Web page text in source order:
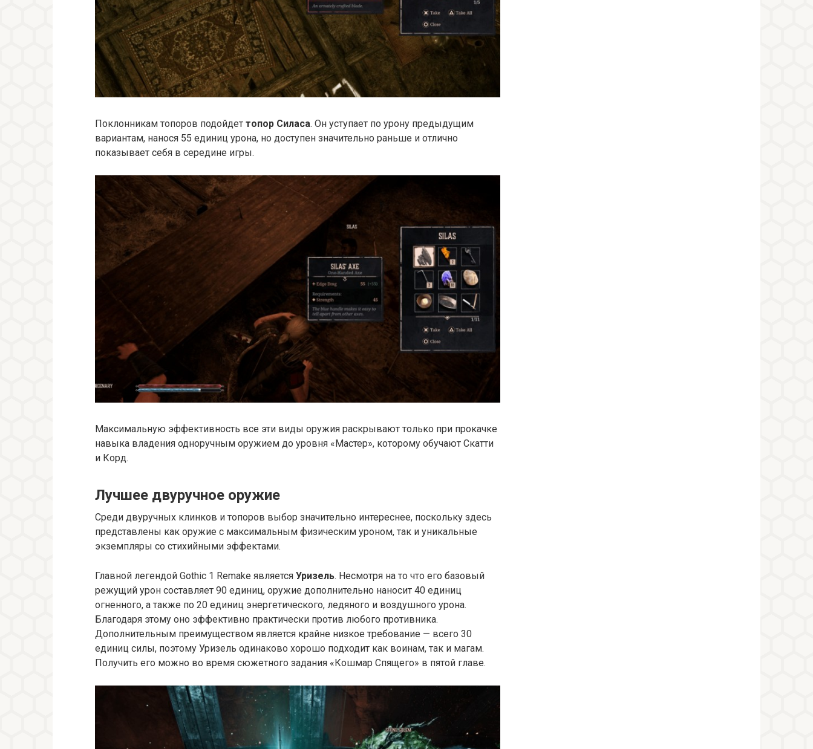
Поклонникам топоров подойдет топор Силаса. Он уступает по урону предыдущим
вариантам, нанося 55 единиц урона, но доступен значительно раньше и отлично
показывает себя в середине игры.
Максимальную эффективность все эти виды оружия раскрывают только при прокачке
навыка владения одноручным оружием до уровня «Мастер», которому обучают Скатти
и Корд.
Лучшее двуручное оружие
Среди двуручных клинков и топоров выбор значительно интереснее, поскольку здесь
представлены как оружие с максимальным физическим уроном, так и уникальные
экземпляры со стихийными эффектами.
Главной легендой Gothic 1 Remake является Уризель. Несмотря на то что его базовый
режущий урон составляет 90 единиц, оружие дополнительно наносит 40 единиц
огненного, а также по 20 единиц энергетического, ледяного и воздушного урона.
Благодаря этому оно эффективно практически против любого противника.
Дополнительным преимуществом является крайне низкое требование — всего 30
единиц силы, поэтому Уризель одинаково хорошо подходит как воинам, так и магам.
Получить его можно во время сюжетного задания «Кошмар Спящего» в пятой главе.